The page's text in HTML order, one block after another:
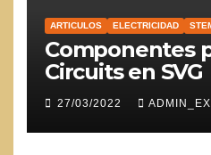
ARTICULOS ELECTRICIDAD
Componentes
Circuits en SVG
27/03/2022